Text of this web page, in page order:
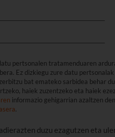
pertsonalen tratamenduaren
Ez dizkiegu zure datu
bat emateko sarbidea behar
haiek zuzentzeko eta haiek
informazio gehigarrian azaltzen
.
duzu ezagutzen eta